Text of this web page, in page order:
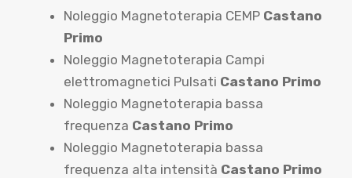
Noleggio Magnetoterapia CEMP Castano
Primo
Noleggio Magnetoterapia Campi
elettromagnetici Pulsati Castano Primo
Noleggio Magnetoterapia bassa
frequenza Castano Primo
Noleggio Magnetoterapia bassa
frequenza alta intensità Castano Primo